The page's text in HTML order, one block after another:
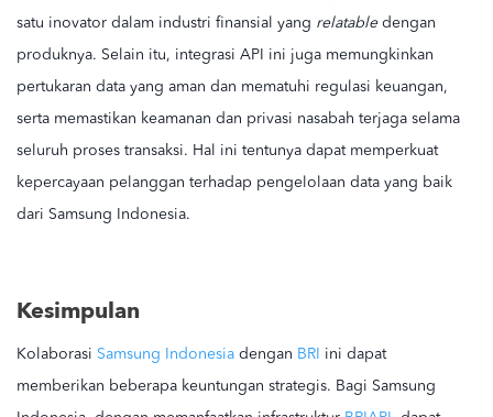
satu inovator dalam industri finansial yang relatabledengan
produknya. Selain itu, integrasi API ini juga memungkinkan
pertukaran data yang aman dan mematuhi regulasi keuangan,
serta memastikan keamanan dan privasi nasabah terjaga selama
seluruh proses transaksi. Hal ini tentunya dapat memperkuat
kepercayaan pelanggan terhadap pengelolaan data yang baik
dari Samsung Indonesia.
Kesimpulan
Kolaborasi Samsung Indonesia dengan BRI ini dapat
memberikan beberapa keuntungan strategis. Bagi Samsung